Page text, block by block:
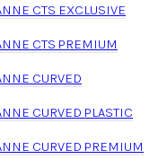
CTS EXCLUSIVE
CTS PREMIUM
CURVED
CURVED PLASTIC
CURVED PREMIUM